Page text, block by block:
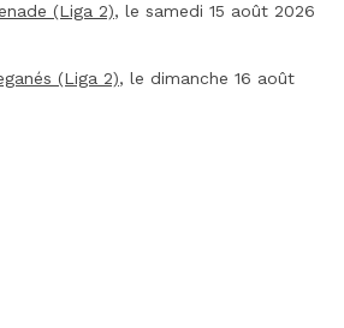
(Liga 2), le samedi 15 août 2026
(Liga 2), le dimanche 16 août